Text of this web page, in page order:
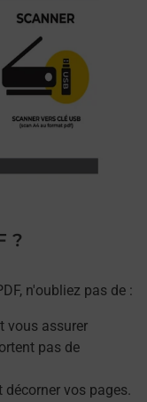
?
n'oubliez pas de :
vous assurer
pas de
décorner vos pages.